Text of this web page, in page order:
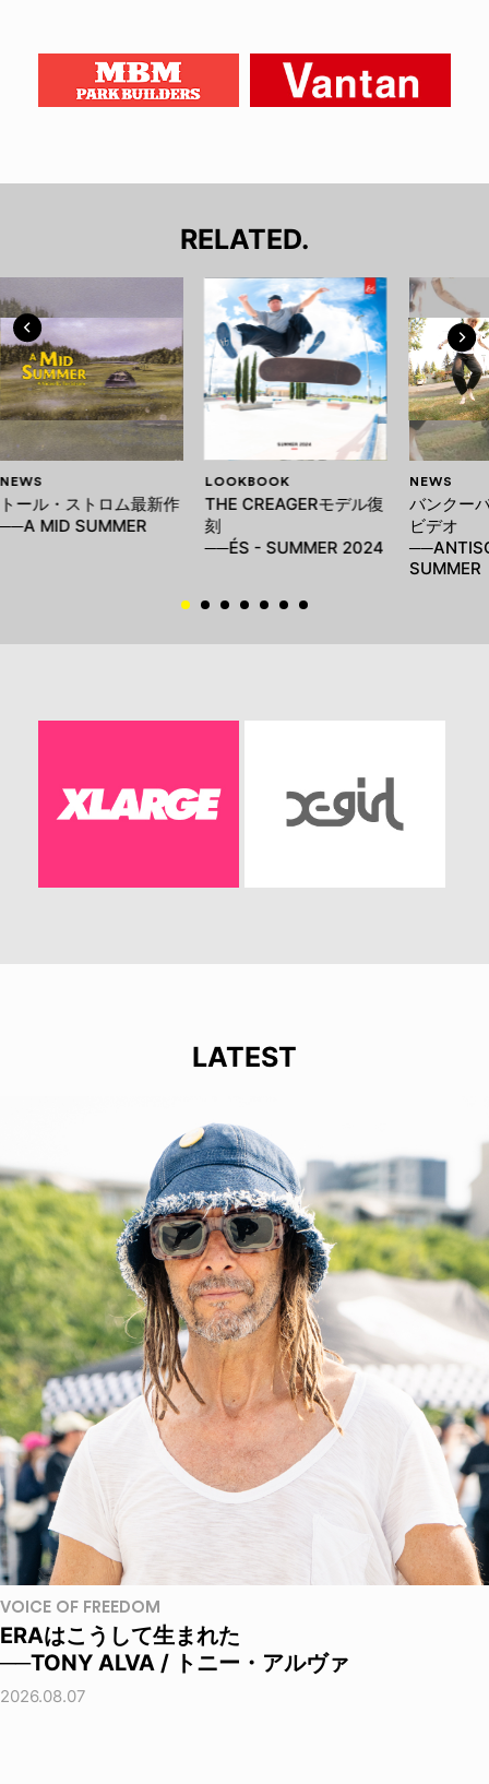
RELATED.
NEWS
トール・ストロム最新作
──A MID SUMMER
LOOKBOOK
THE CREAGERモデル復
刻
──ÉS - SUMMER 2024
NEWS
バンクー
ビデオ
SUMMER
LATEST
VOICE OF FREEDOM
ERAはこうして生まれた
──TONY ALVA / トニー・アルヴァ
2026.08.07